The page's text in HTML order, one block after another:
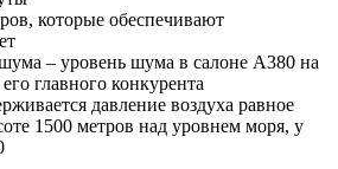
которые обеспечивают
– уровень шума в салоне А380 на
главного конкурента
давление воздуха равное
1500 метров над уровнем моря, у